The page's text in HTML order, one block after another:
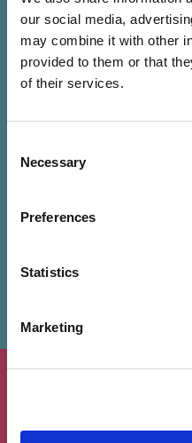
our social media,
may combine it with other
provided to them or that
of their services.
Selection
Necessary
Preferences
Statistics
Marketing
Parno Graszt roma népzenei
hiteles cigányzenét játszik.
tudta tartani azt a
Kapcsolódó programok